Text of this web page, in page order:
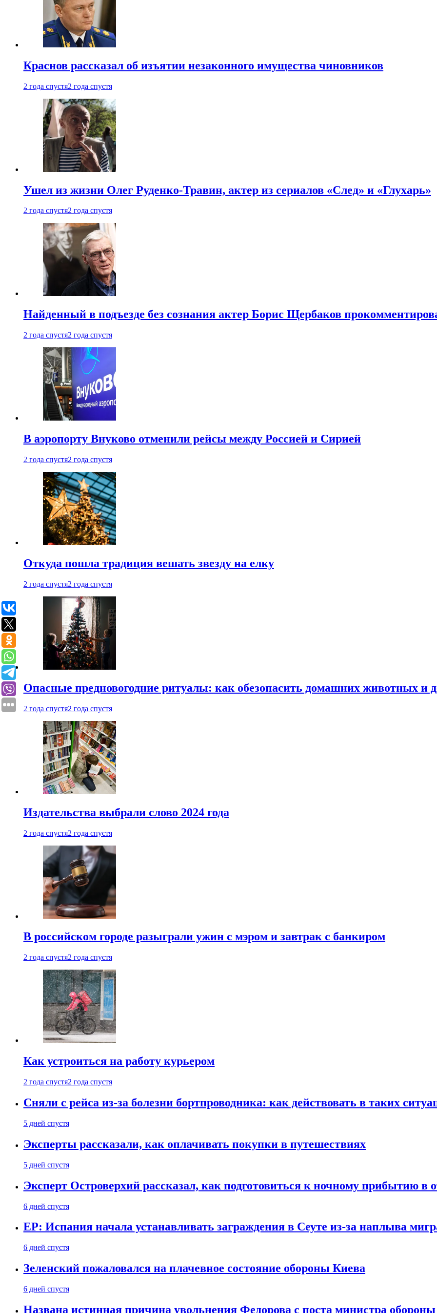
Краснов рассказал об изъятии незаконного имущества чиновников
2 года спустя2 года спустя
Ушел из жизни Олег Руденко-Травин, актер из сериалов «След» и «Глухарь»
2 года спустя2 года спустя
Найденный в подъезде без сознания актер Борис Щербаков
2 года спустя2 года спустя
В аэропорту Внуково отменили рейсы между Россией и Сирией
2 года спустя2 года спустя
Откуда пошла традиция вешать звезду на елку
2 года спустя2 года спустя
Опасные предновогодние ритуалы: как обезопасить домашних животных и
2 года спустя2 года спустя
Издательства выбрали слово 2024 года
2 года спустя2 года спустя
В российском городе разыграли ужин с мэром и завтрак с банкиром
2 года спустя2 года спустя
Как устроиться на работу курьером
2 года спустя2 года спустя
Сняли с рейса из-за болезни бортпроводника: как действовать в таких
5 дней спустя
Эксперты рассказали, как оплачивать покупки в путешествиях
5 дней спустя
Эксперт Островерхий рассказал, как подготовиться к ночному прибытию в
6 дней спустя
EP: Испания начала устанавливать заграждения в Сеуте из-за наплыва
6 дней спустя
Зеленский пожаловался на плачевное состояние обороны Киева
6 дней спустя
Названа истинная причина увольнения Федорова с поста министра